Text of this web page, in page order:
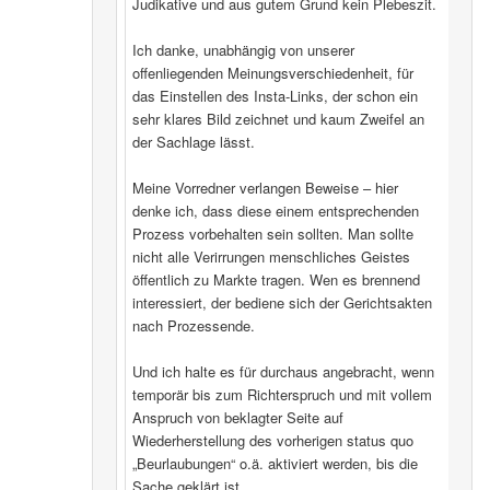
Ich danke, unabhängig von unserer
offenliegenden Meinungsverschiedenheit, für
das Einstellen des Insta-Links, der schon ein
sehr klares Bild zeichnet und kaum Zweifel an
der Sachlage lässt.
Meine Vorredner verlangen Beweise – hier
denke ich, dass diese einem entsprechenden
Prozess vorbehalten sein sollten. Man sollte
nicht alle Verirrungen menschliches Geistes
öffentlich zu Markte tragen. Wen es brennend
interessiert, der bediene sich der Gerichtsakten
nach Prozessende.
Und ich halte es für durchaus angebracht, wenn
temporär bis zum Richterspruch und mit vollem
Anspruch von beklagter Seite auf
Wiederherstellung des vorherigen status quo
„Beurlaubungen“ o.ä. aktiviert werden, bis die